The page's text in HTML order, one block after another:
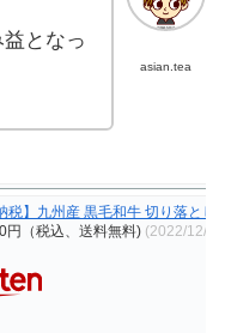
asian.tea
となっ
税】九州産 黒毛和牛 切り落と
円（税込、送料無料) (2022/12/9